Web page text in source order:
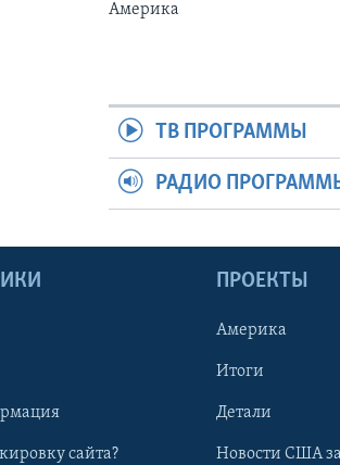
Америка
ТВ ПРОГРАММЫ
РАДИО
сайта?
ПРОЕКТЫ
Америка
Итоги
Детали
Новости США